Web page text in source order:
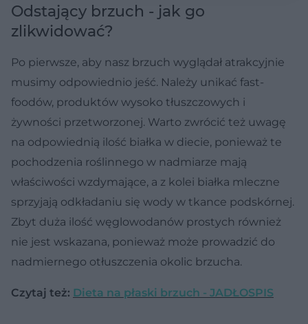
Odstający brzuch - jak go
zlikwidować?
Po pierwsze, aby nasz brzuch wyglądał atrakcyjnie
musimy odpowiednio jeść. Należy unikać fast-
foodów, produktów wysoko tłuszczowych i
żywności przetworzonej. Warto zwrócić też uwagę
na odpowiednią ilość białka w diecie, ponieważ te
pochodzenia roślinnego w nadmiarze mają
właściwości wzdymające, a z kolei białka mleczne
sprzyjają odkładaniu się wody w tkance podskórnej.
Zbyt duża ilość węglowodanów prostych również
nie jest wskazana, ponieważ może prowadzić do
nadmiernego otłuszczenia okolic brzucha.
Czytaj też: Dieta na płaski brzuch - JADŁOSPIS